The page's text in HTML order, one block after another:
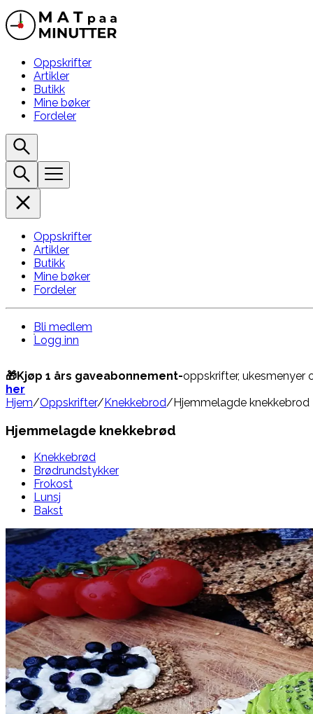
Oppskrifter
Artikler
Butikk
Mine bøker
Fordeler
Oppskrifter
Artikler
Butikk
Mine bøker
Fordeler
Bli medlem
Logg inn
🎁Kjøp 1 års gaveabonnement-oppskrifter,
her
Hjem/Oppskrifter/Knekkebrod/Hjemmelagde knekkebrod
Hjemmelagde knekkebrød
Knekkebrød
Brødrundstykker
Frokost
Lunsj
Bakst